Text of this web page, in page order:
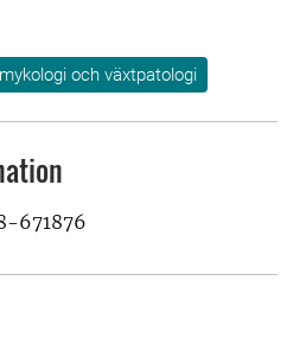
och växtpatologi
671876